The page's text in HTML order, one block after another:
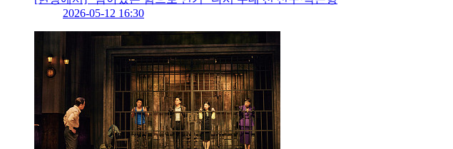
2026-05-12 16:30